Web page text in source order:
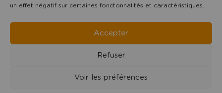
un effet négatif sur certaines fonctonnalités et caractéristiques.
Accepter
Refuser
Voir les préférences
contact@domaineoyat.com
droits réservés - Reproduction interdite | Réalisation :